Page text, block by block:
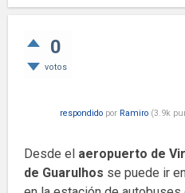
0
votos
respondido por Ramiro (3.9k
Desde el aeropuerto de
de Guarulhos se puede ir